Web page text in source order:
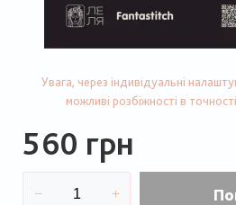
Увага, через індивідуальні
можливі розбіжності в
560 грн